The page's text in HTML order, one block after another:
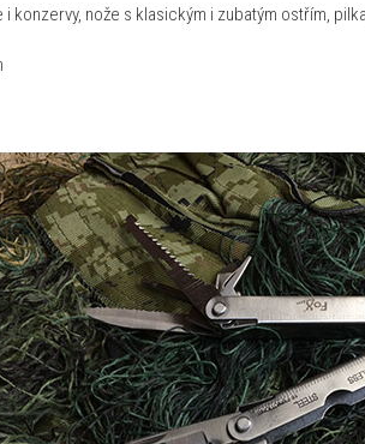
konzervy, nože s klasickým i zubatým ostřím,